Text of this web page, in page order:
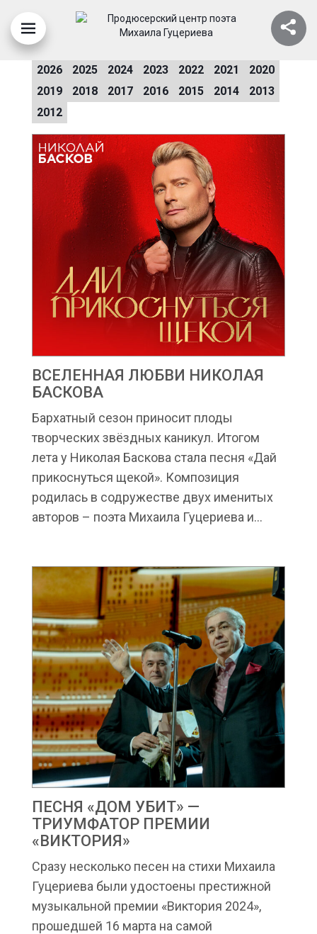
ИГОРЬ КРУТОЙ
2026 2025 2024 2023 2022 2021
2020
2019
2018 2017 2016 2015 2014
2013
2012
ВСЕЛЕННАЯ ЛЮБВИ НИКОЛАЯ
БАСКОВА
Бархатный сезон приносит плоды
творческих звёздных каникул. Итогом
лета у Николая Баскова стала песня «Дай
прикоснуться щекой». Композиция
родилась в содружестве двух именитых
авторов – поэта Михаила Гуцериева и...
ПЕСНЯ «ДОМ УБИТ» —
ТРИУМФАТОР ПРЕМИИ
«ВИКТОРИЯ»
Сразу несколько песен на стихи Михаила
Гуцериева были удостоены престижной
музыкальной премии «Виктория 2024»,
прошедшей 16 марта на самой